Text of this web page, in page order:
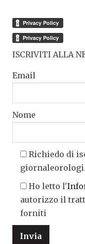
ISCRIVITI ALLA
Email
Nome
Richiedo di
Ho letto l'
autorizzo il
forniti